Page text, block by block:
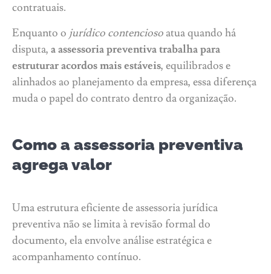
contratuais.
Enquanto o jurídico contencioso atua quando há
disputa, a assessoria preventiva trabalha para
estruturar acordos mais estáveis, equilibrados e
alinhados ao planejamento da empresa, essa diferença
muda o papel do contrato dentro da organização.
Como a assessoria preventiva
agrega valor
Uma estrutura eficiente de assessoria jurídica
preventiva não se limita à revisão formal do
documento, ela envolve análise estratégica e
acompanhamento contínuo.